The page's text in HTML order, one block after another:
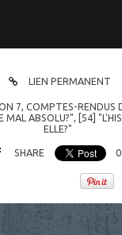
LIEN PERMANENT
7, COMPTES-RENDUS
MAL ABSOLU?", [54]
ELLE?"
SHARE 0